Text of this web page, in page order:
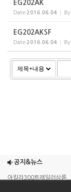
EG202AK
Date 2016.06.04 By
EG202AKSF
Date 2016.06.04 By
공지&뉴스
엠보이 125cc삼륜